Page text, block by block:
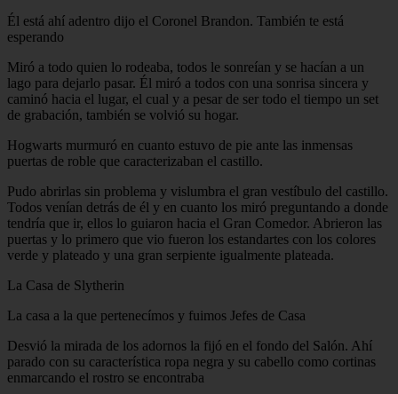
Él está ahí adentro dijo el Coronel Brandon. También te está
esperando
Miró a todo quien lo rodeaba, todos le sonreían y se hacían a un
lago para dejarlo pasar. Él miró a todos con una sonrisa sincera y
caminó hacia el lugar, el cual y a pesar de ser todo el tiempo un set
de grabación, también se volvió su hogar.
Hogwarts murmuró en cuanto estuvo de pie ante las inmensas
puertas de roble que caracterizaban el castillo.
Pudo abrirlas sin problema y vislumbra el gran vestíbulo del castillo.
Todos venían detrás de él y en cuanto los miró preguntando a donde
tendría que ir, ellos lo guiaron hacia el Gran Comedor. Abrieron las
puertas y lo primero que vio fueron los estandartes con los colores
verde y plateado y una gran serpiente igualmente plateada.
La Casa de Slytherin
La casa a la que pertenecímos y fuimos Jefes de Casa
Desvió la mirada de los adornos la fijó en el fondo del Salón. Ahí
parado con su característica ropa negra y su cabello como cortinas
enmarcando el rostro se encontraba